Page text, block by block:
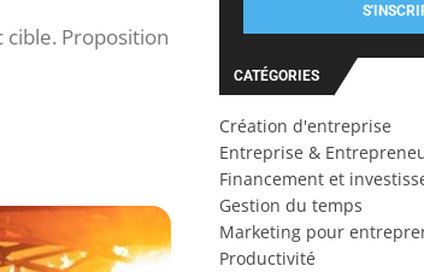
cible. Proposition
CATÉGORIES
Création d'entreprise
Entreprise &
Financement et
Gestion du temps
Marketing pour
Productivité